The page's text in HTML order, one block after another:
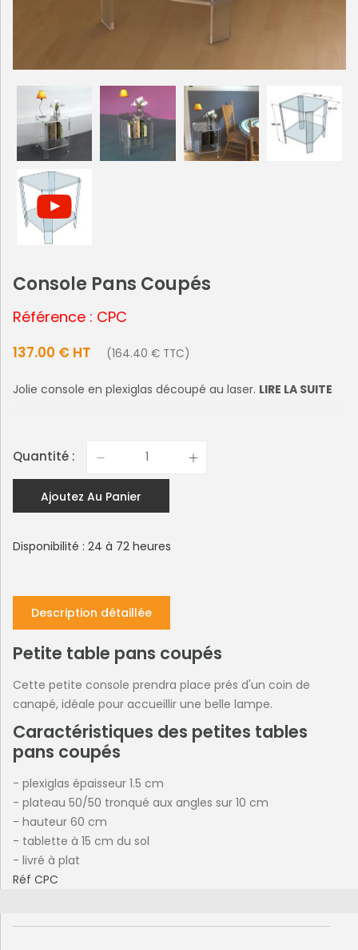
Console Pans Coupés
Référence : CPC
137.00 € HT (164.40 € TTC)
Jolie console en plexiglas découpé au laser. LIRE LA SUITE
Quantité :
Ajoutez Au Panier
Disponibilité : 24 à 72 heures
Description détaillée
Petite table pans coupés
Cette petite console prendra place prés d'un coin de
canapé, idéale pour accueillir une belle lampe.
Caractéristiques des petites tables
pans coupés
- plexiglas épaisseur 1.5 cm
- plateau 50/50 tronqué aux angles sur 10 cm
- hauteur 60 cm
- tablette à 15 cm du sol
- livré à plat
Réf CPC